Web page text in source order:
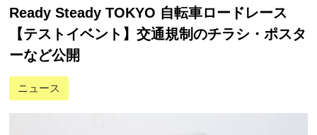
Ready Steady TOKYO 自転車ロードレース
【テストイベント】交通規制のチラシ・ポスタ
ーなど公開
ニュース